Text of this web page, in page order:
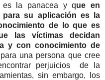
es la panacea y que en
su aplicación es la
de lo que es
las víctimas decidan
y con conocimiento de
una persona que cree
perjuicios de la
sin embargo, los